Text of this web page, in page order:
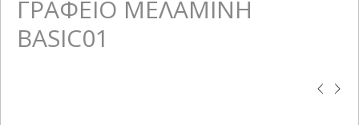
ΓΡΑΦΕΙΟ ΜΕΛΑΜΙΝΗ
BASIC01